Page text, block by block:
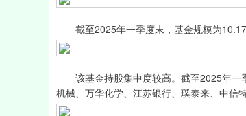
截至2025年一季度末，基金规模为10.17
该基金持股集中度较高。截至2025年一
机械、万华化学、江苏银行、璞泰来、中信